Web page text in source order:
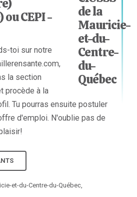
CEPI -
toi sur notre
la section
procède à la
Tu pourras ensuite postuler
d'emploi. N'oublie pas de
et-du-Centre-du-Québec,